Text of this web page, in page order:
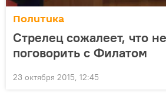
Политика
Стрелец сожалеет, что
поговорить с Филатом
23 октября 2015, 12:45